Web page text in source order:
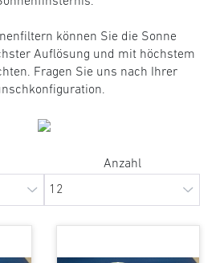
können Sie die Sonne
Auflösung und mit höchstem
Fragen Sie uns nach Ihrer
Anzahl